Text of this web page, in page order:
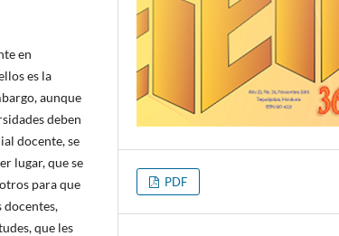
en
es la
aunque
deben
docente, se
lugar, que se
para que
docentes,
que les
PDF